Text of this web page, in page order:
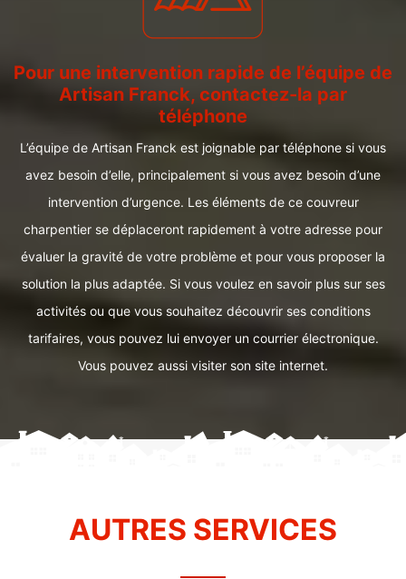
Pour une intervention rapide de l’équipe de
Artisan Franck, contactez-la par
téléphone
L’équipe de Artisan Franck est joignable par téléphone si vous
avez besoin d’elle, principalement si vous avez besoin d’une
intervention d’urgence. Les éléments de ce couvreur
charpentier se déplaceront rapidement à votre adresse pour
évaluer la gravité de votre problème et pour vous proposer la
solution la plus adaptée. Si vous voulez en savoir plus sur ses
activités ou que vous souhaitez découvrir ses conditions
tarifaires, vous pouvez lui envoyer un courrier électronique.
Vous pouvez aussi visiter son site internet.
AUTRES SERVICES